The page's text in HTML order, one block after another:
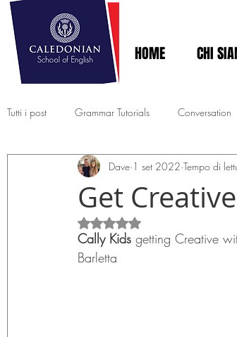
HOME CHI
Tutti i post Grammar Tutorials Conversation
B2 EXAM PRACTICE EXPERT - MASTERY
Get
Dave 1 set 2022 Tempo di
Valutazione NaN stelle su 5.
Cally Kids getting Creative
Barletta